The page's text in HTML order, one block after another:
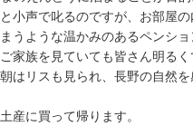
小声で叱るのですが、お部屋
うような温かみのあるペンシ
族を見ていても皆さん明るく
はリスも見られ、長野の自然
産に買って帰ります。